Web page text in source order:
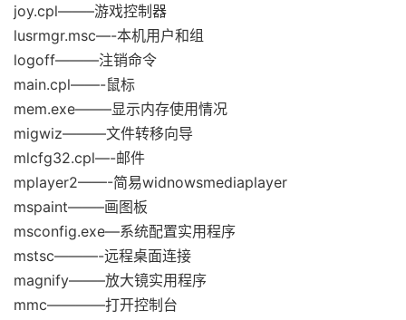
joy.cpl——–游戏控制器
lusrmgr.msc—-本机用户和组
logoff———注销命令
main.cpl——-鼠标
mem.exe——–显示内存使用情况
migwiz———文件转移向导
mlcfg32.cpl—-邮件
mplayer2——-简易widnowsmediaplayer
mspaint——–画图板
msconfig.exe—系统配置实用程序
mstsc———-远程桌面连接
magnify——–放大镜实用程序
mmc————打开控制台